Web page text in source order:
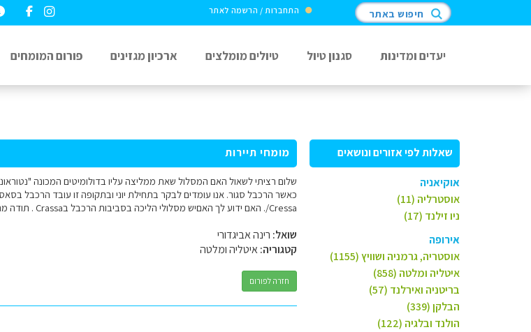
התחברות / הרשמה לאתר חיפוש באתר
יעדים ומדינות סגנון טיול טיולים מומלצים ארכיון מגזינים פורום המומחים
שאלות לפי אזורים ונושאים
אוקיאניה
אוסטרליה (11)
ניו זילנד (17)
אירופה
אוסטריה, גרמניה ושוויץ (1155)
איטליה ומלטה (858)
בריטניה ואירלנד (57)
הבלקן (339)
הולנד ובלגיה (122)
מומחי תיירות
Cressa/. האם ידוע לך האםיש מסלולי הליכה בסביבות הרכבל בCrassa . תודה מראש על התייחסותך
שואל: רינה אביגדורי
קטגוריה:איטליה ומלטה
חזרה לפורום